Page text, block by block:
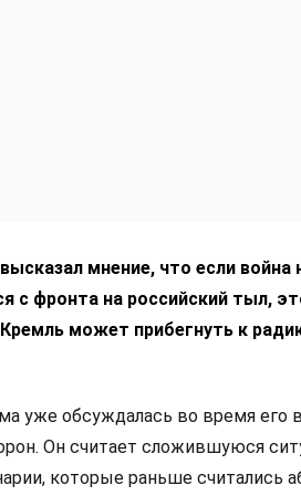
мнение, что если война
с фронта на российский тыл,
может прибегнуть к
уже обсуждалась во время его
Он считает сложившуюся
которые раньше